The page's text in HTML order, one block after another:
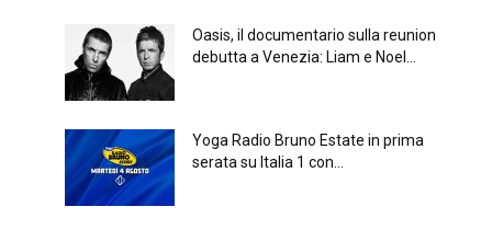
Oasis, il documentario sulla reunion
debutta a Venezia: Liam e Noel...
Yoga Radio Bruno Estate in prima
serata su Italia 1 con...